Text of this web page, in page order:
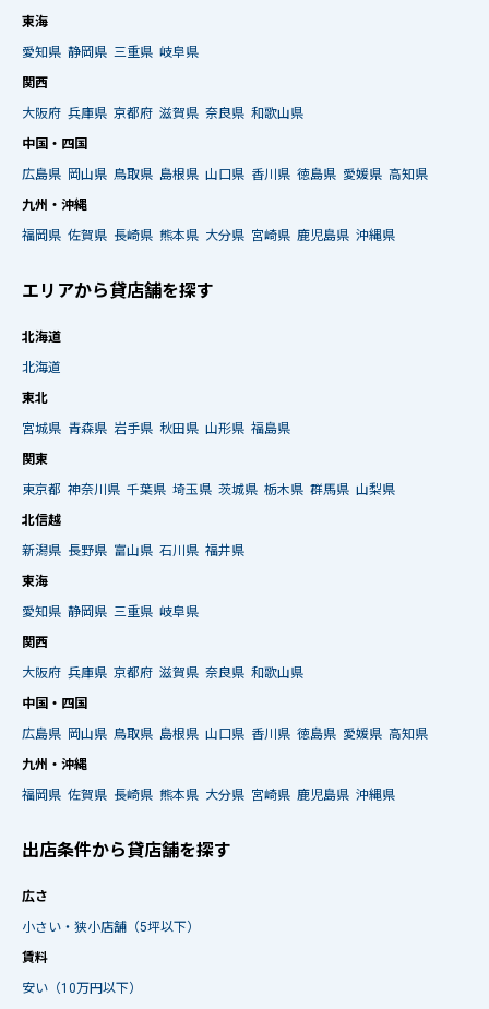
東海
愛知県 静岡県 三重県 岐阜県
関西
大阪府 兵庫県 京都府 滋賀県 奈良県 和歌山県
中国・四国
広島県 岡山県 鳥取県 島根県 山口県 香川県 徳島県 愛媛県 高知県
九州・沖縄
福岡県 佐賀県 長崎県 熊本県 大分県 宮崎県 鹿児島県 沖縄県
エリアから貸店舗を探す
北海道
北海道
東北
宮城県 青森県 岩手県 秋田県 山形県 福島県
関東
東京都 神奈川県 千葉県 埼玉県 茨城県 栃木県 群馬県 山梨県
北信越
新潟県 長野県 富山県 石川県 福井県
東海
愛知県 静岡県 三重県 岐阜県
関西
大阪府 兵庫県 京都府 滋賀県 奈良県 和歌山県
中国・四国
広島県 岡山県 鳥取県 島根県 山口県 香川県 徳島県 愛媛県 高知県
九州・沖縄
福岡県 佐賀県 長崎県 熊本県 大分県 宮崎県 鹿児島県 沖縄県
出店条件から貸店舗を探す
広さ
小さい・狭小店舗（5坪以下）
賃料
安い（10万円以下）